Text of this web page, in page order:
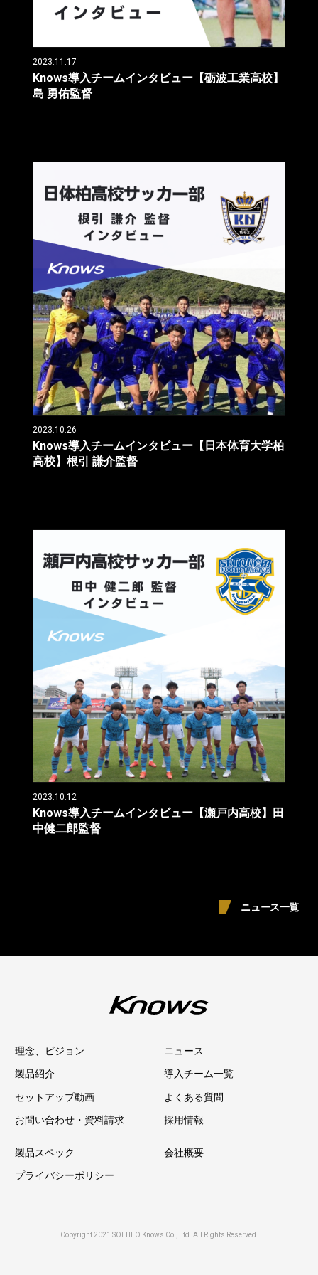
2023.11.17
Knows導入チームインタビュー【砺波工業高校】
島 勇佑監督
2023.10.26
Knows導入チームインタビュー【日本体育大学柏
高校】根引 謙介監督
2023.10.12
Knows導入チームインタビュー【瀬戸内高校】田
中健二郎監督
ニュース一覧
理念、ビジョン ニュース
製品紹介 導入チーム一覧
セットアップ動画 よくある質問
お問い合わせ・資料請求 採用情報
製品スペック 会社概要
プライバシーポリシー
Copyright 2021 SOLTILO Knows Co., Ltd. All Rights Reserved.